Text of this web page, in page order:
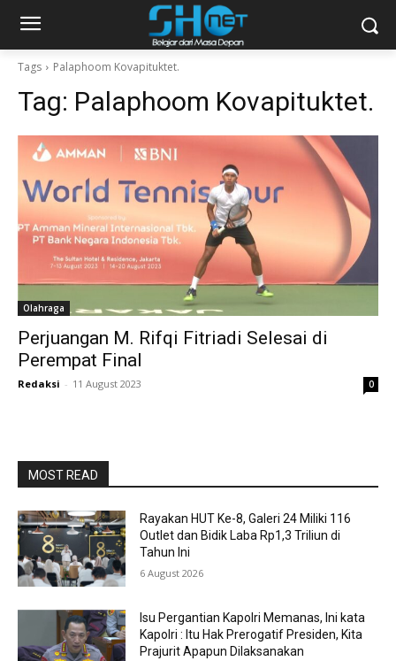
Tags Palaphoom Kovapituktet.
Tag: Palaphoom Kovapituktet.
Olahraga
Perjuangan M. Rifqi Fitriadi Selesai di
Perempat Final
Redaksi - 11 August 2023 0
MOST READ
Rayakan HUT Ke-8, Galeri 24 Miliki 116
Outlet dan Bidik Laba Rp1,3 Triliun di
Tahun Ini
6 August 2026
Isu Pergantian Kapolri Memanas, Ini kata
Kapolri : Itu Hak Prerogatif Presiden, Kita
Prajurit Apapun Dilaksanakan